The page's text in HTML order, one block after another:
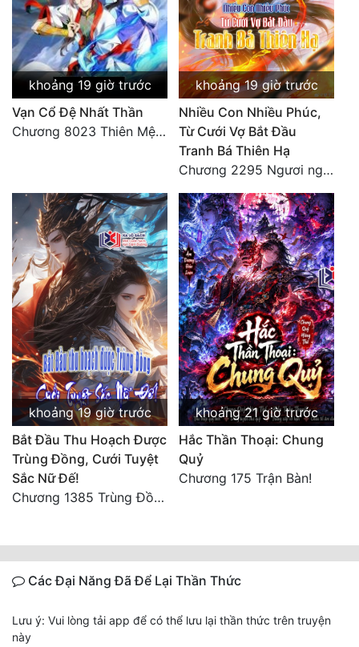
khoảng 19 giờ trước
Vạn Cổ Đệ Nhất Thần
Chương 8023 Thiên Mệnh cương đồ
khoảng 19 giờ trước
Nhiều Con Nhiều Phúc,
Từ Cưới Vợ Bắt Đầu
Tranh Bá Thiên Hạ
Chương 2295 Ngươi nghĩ chuyện Đại Viêm tiên triều làm có thể giấu được thiên hạ sao?
khoảng 19 giờ trước
Bắt Đầu Thu Hoạch Được
Trùng Đồng, Cưới Tuyệt
Sắc Nữ Đế!
Chương 1385 Trùng Đồng thấu ảo cảnh, lĩnh hội Pháp tắc Nhân Quả
khoảng 21 giờ trước
Hắc Thần Thoại: Chung
Quỷ
Chương 175 Trận Bàn!
Các Đại Năng Đã Để Lại Thần Thức
Lưu ý: Vui lòng tải app để có thể lưu lại thần thức trên truyện
này